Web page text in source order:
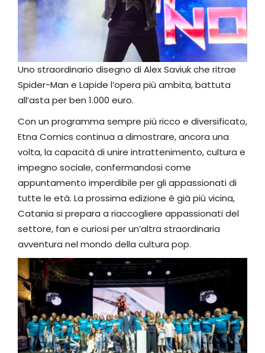
Uno straordinario disegno di Alex Saviuk che ritrae
Spider-Man e Lapide l’opera più ambita, battuta
all’asta per ben 1.000 euro.
Con un programma sempre più ricco e diversificato,
Etna Comics continua a dimostrare, ancora una
volta, la capacità di unire intrattenimento, cultura e
impegno sociale, confermandosi come
appuntamento imperdibile per gli appassionati di
tutte le età. La prossima edizione è già più vicina,
Catania si prepara a riaccogliere appassionati del
settore, fan e curiosi per un’altra straordinaria
avventura nel mondo della cultura pop.